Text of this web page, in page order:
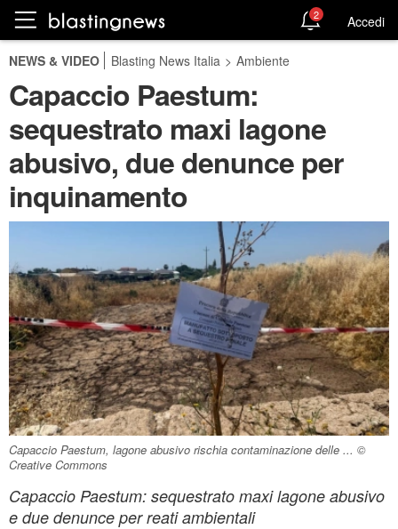
2 Accedi
NEWS & VIDEO Blasting News Italia > Ambiente
Capaccio Paestum:
sequestrato maxi lagone
abusivo, due denunce per
inquinamento
Capaccio Paestum, lagone abusivo rischia contaminazione delle ... ©
Creative Commons
Capaccio Paestum: sequestrato maxi lagone abusivo
e due denunce per reati ambientali